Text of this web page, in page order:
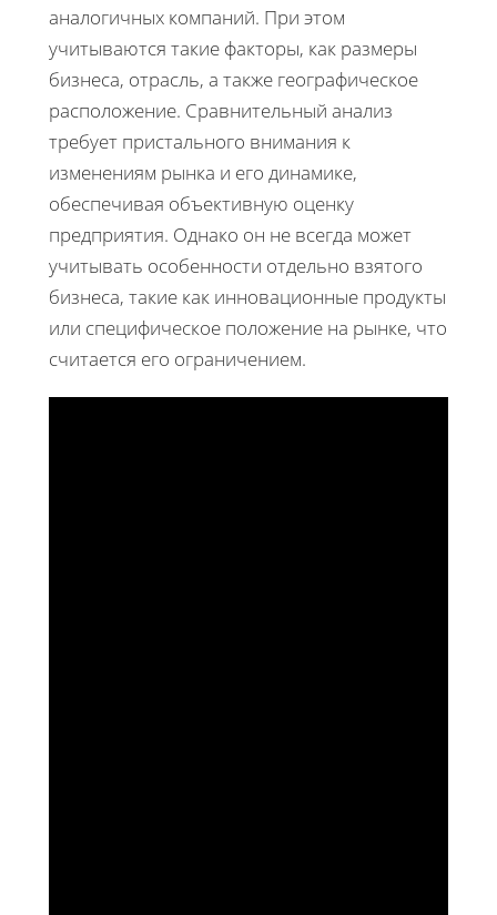
аналогичных компаний. При этом
учитываются такие факторы, как размеры
бизнеса, отрасль, а также географическое
расположение. Сравнительный анализ
требует пристального внимания к
изменениям рынка и его динамике,
обеспечивая объективную оценку
предприятия. Однако он не всегда может
учитывать особенности отдельно взятого
бизнеса, такие как инновационные продукты
или специфическое положение на рынке, что
считается его ограничением.